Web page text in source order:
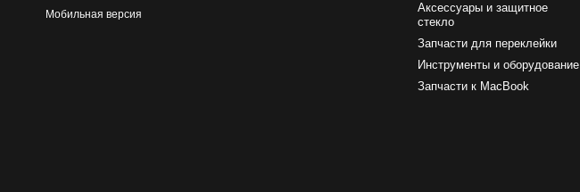
Мобильная версия
Аксессуары и защитное
стекло
Запчасти для переклейки
Инструменты и оборудование
Запчасти к MacBook